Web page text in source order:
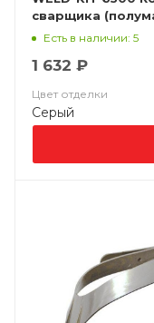
сварщика
фильтр P3R)
Есть в наличии: 5
1 632 ₽
Цвет отделки
Серый